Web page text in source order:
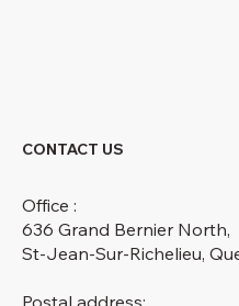
CONTACT US
Office :
636 Grand Bernier North,
St-Jean-Sur-Richelieu,